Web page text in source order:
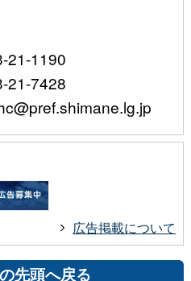
1190
7428
広告掲載について
先頭へ戻る